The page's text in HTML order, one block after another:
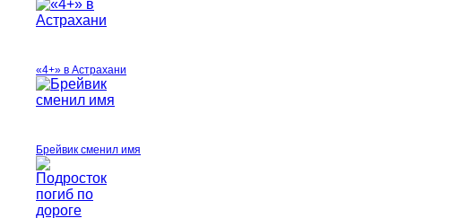
«4+» в Астрахани
Брейвик сменил имя